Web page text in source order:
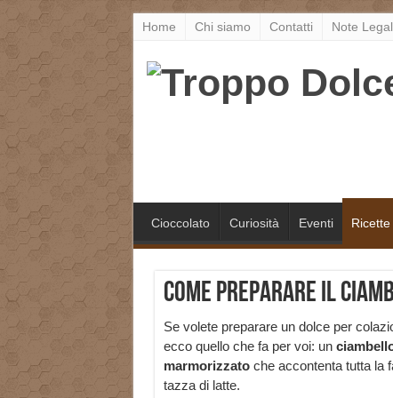
Home Chi siamo Contatti Note
Cioccolato Curiosità Eventi Ricette
Come preparare il
Se volete preparare un dolce per
ecco quello che fa per voi: un
marmorizzatoche accontenta tutta la
tazza di latte.